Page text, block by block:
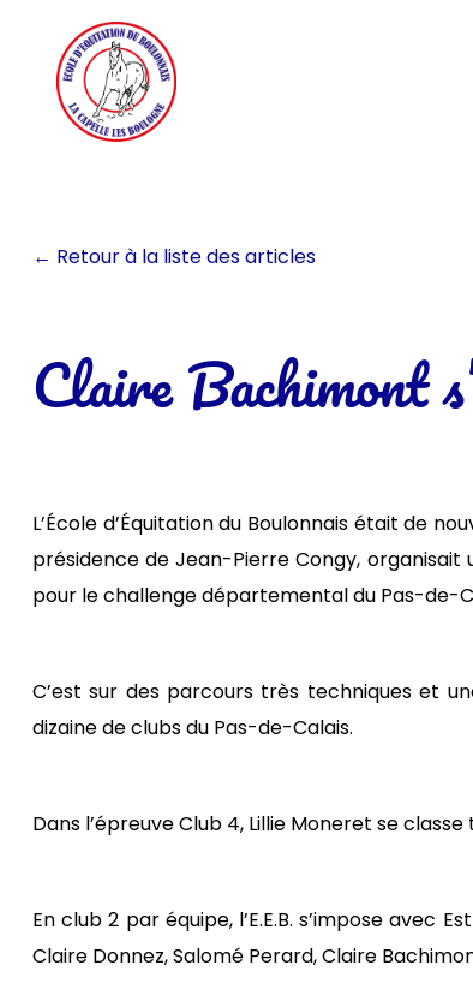
contenu
← Retour à la liste des articles
Claire Bachimont
L’École d’Équitation du Boulonnais était de
présidence de Jean-Pierre Congy,
pour le challenge départemental du Pas-de-
C’est sur des parcours très techniques et
dizaine de clubs du Pas-de-Calais.
Dans l’épreuve Club 4, Lillie Moneret se classe
En club 2 par équipe, l’E.E.B. s’impose
Claire Donnez, Salomé Perard, Claire